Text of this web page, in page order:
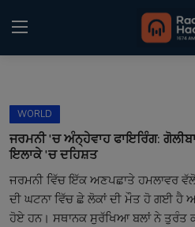
Home
Kitaab Kahani
WORLD
ਜਰਮਨੀ 'ਚ ਅੰਨ੍ਹੇਵਾਹ ਫਾਇਰਿੰਗ:
ਇਲਾਕੇ 'ਚ ਦਹਿਸ਼ਤ
ਜਰਮਨੀ ਵਿੱਚ ਇੱਕ ਅਣਪਛਾਤੇ ਹਮਲਾਵਰ
ਦੀ ਘਟਨਾ ਵਿੱਚ ਛੇ ਲੋਕਾਂ ਦੀ ਮੌਤ ਹੋ ਗਈ ਹੈ
ਹੋਏ ਹਨ। ਸਥਾਨਕ ਸੁਰੱਖਿਆ ਬਲਾਂ ਨੇ ਤੁਰੰਤ